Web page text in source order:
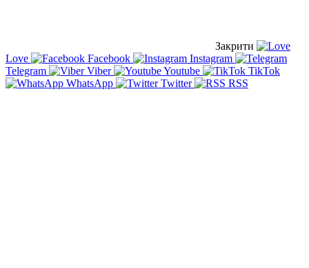
Закрити
Love
Facebook
Instagram
Telegram
Viber Youtube
TikTok
WhatsApp
Twitter RSS